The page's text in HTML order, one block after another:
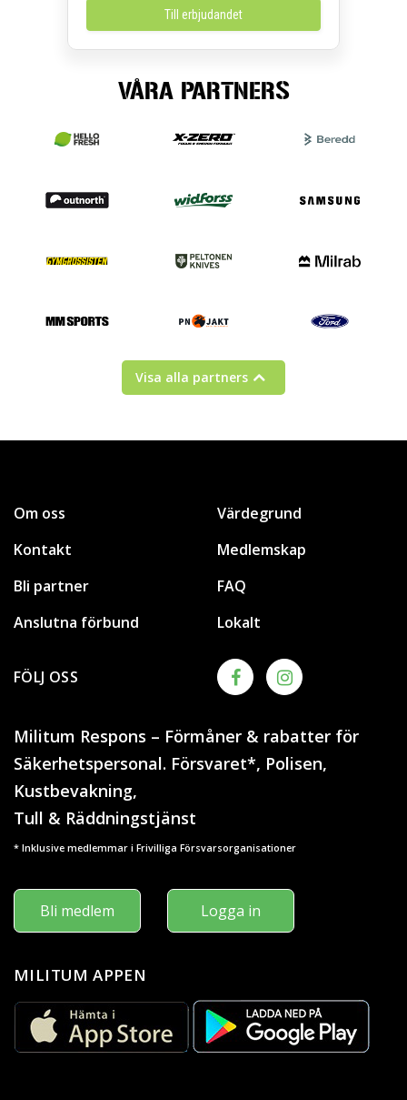
Till erbjudandet
VÅRA PARTNERS
Visa alla partners
Om oss
Kontakt
Bli partner
Anslutna förbund
Värdegrund
Medlemskap
FAQ
Lokalt
FÖLJ OSS
Militum Respons – Förmåner & rabatter för
Säkerhetspersonal. Försvaret*, Polisen,
Kustbevakning,
Tull & Räddningstjänst
* Inklusive medlemmar i Frivilliga Försvarsorganisationer
Bli medlem Logga in
MILITUM APPEN